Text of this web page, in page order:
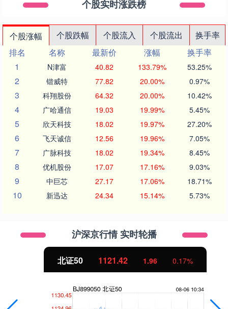
个股实时涨跌榜
个股涨幅 个股跌幅 个股流入 个股流出
换手率
排名
名称 最新价 涨幅
换手率
1
N津富 40.82 133.79% 53.25%
2 锴威特 77.82 20.00% 0.97%
3 科翔股份 64.32 20.00% 10.42%
4 广哈通信 19.03 19.99% 5.45%
5 欣天科技 18.02 19.97% 27.20%
6 飞天诚信 12.56 19.96% 7.05%
7 广脉科技 18.02 19.34% 8.45%
8 优机股份 17.07 17.16% 9.03%
9 中巨芯 27.17 17.06% 18.71%
10 新迅达 24.34 15.14% 5.73%
沪深京行情 实时轮播
北证50 1121.42 1.96 0.17%